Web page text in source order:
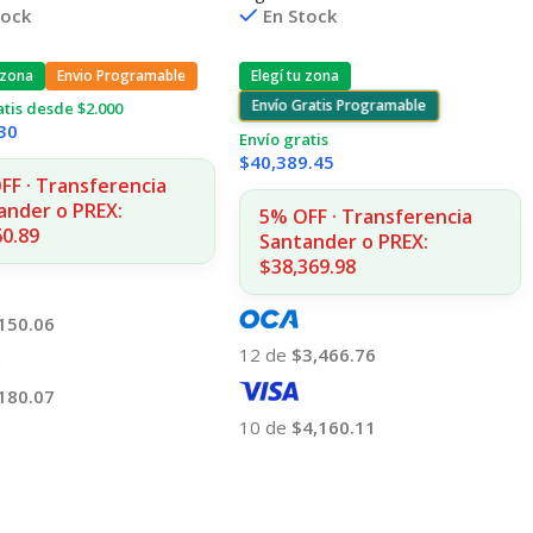
Envio Programable
desde $2.000
· Transferencia
o PREX:
En Stock
Elegí tu zona
Envío Gratis Programable
Envío gratis
$40,389.45
5% OFF · Transferencia
Santander o PREX:
$38,369.98
12 de $3,466.76
10 de $4,160.11